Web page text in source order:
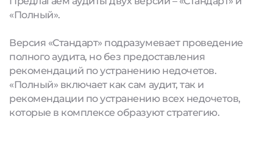
«Полный».
Версия «Стандарт» подразумевает проведение
полного аудита, но без предоставления
рекомендаций по устранению недочетов.
«Полный» включает как сам аудит, так и
рекомендации по устранению всех недочетов,
которые в комплексе образуют стратегию.